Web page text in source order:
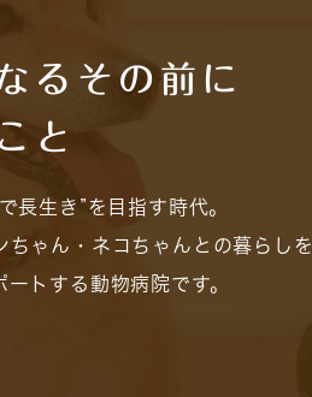
るその前に
と
長生き”を目指す時代。
ちゃん・ネコちゃんとの暮らしを
ートする動物病院です。